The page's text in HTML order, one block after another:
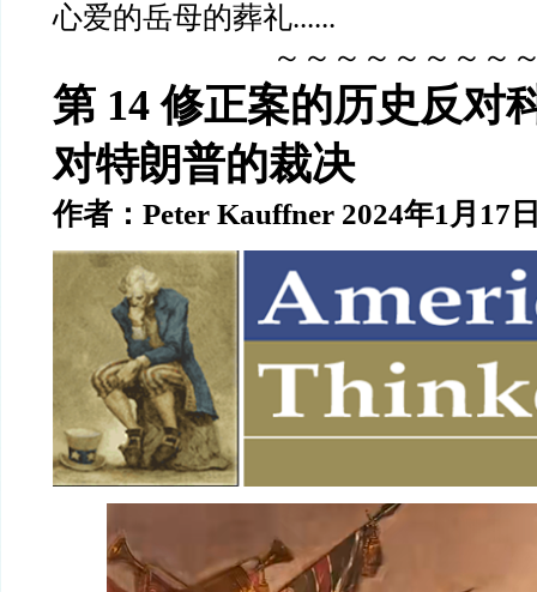
心爱的岳母的葬礼......
～～～～～～～～
第 14 修正案的历史反对
对特朗普的裁决
作者：Peter Kauffner 2024年1月17